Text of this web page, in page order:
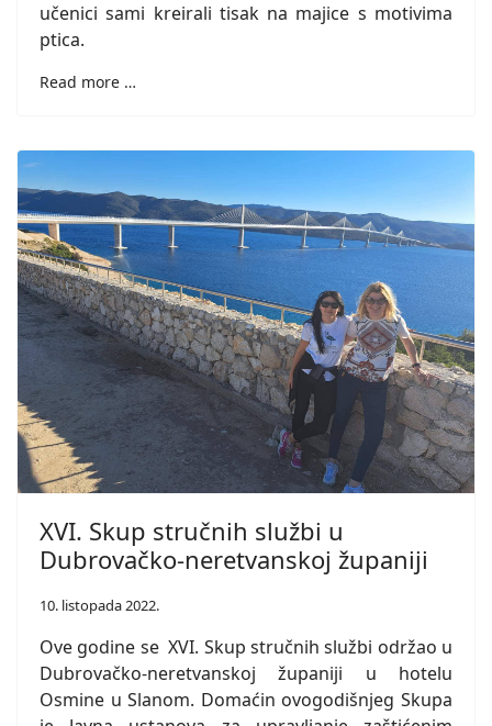
učenici sami kreirali tisak na majice s motivima
ptica.
Read more …
XVI. Skup stručnih službi u
Dubrovačko-neretvanskoj županiji
10. listopada 2022.
Ove godine se XVI. Skup stručnih službi održao u
Dubrovačko-neretvanskoj županiji u hotelu
Osmine u Slanom. Domaćin ovogodišnjeg Skupa